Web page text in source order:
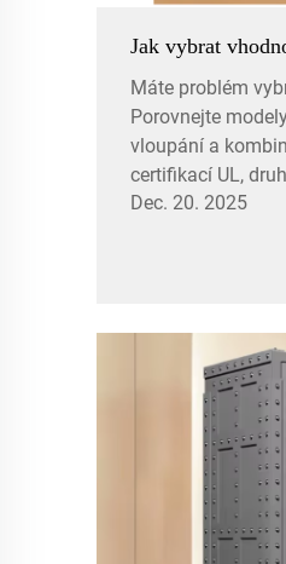
Jak vybrat
Máte problém
Porovnejte
vloupání a
certifikací UL,
specifikací.
Dec. 20. 2025